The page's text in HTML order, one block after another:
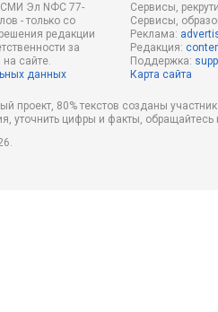
СМИ Эл NФС 77-
- только со
редакции
за
сайте.
данных
Сервисы,
Сервисы,
Реклама:
Редакция:
Поддержка:
Карта сайта
проект, 80% текстов созданы
уточнить цифры и факты,